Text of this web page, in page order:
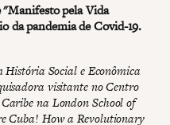
"Manifesto pela Vida
da pandemia de Covid-19.
História Social e Econômica
visitante no Centro
na London School of
Cuba! How a Revolutionary